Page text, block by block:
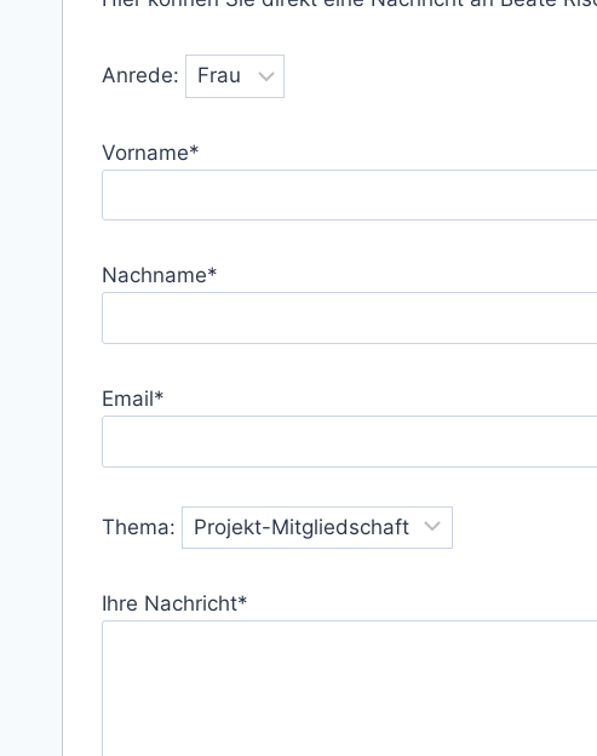
Anrede:
Vorname*
Nachname*
Email*
Thema:
Ihre Nachricht*